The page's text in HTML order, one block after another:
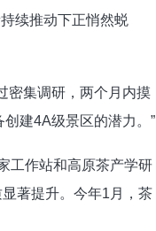
续推动下正悄然蜕
密集调研，两个月内摸
建4A级景区的潜力。”
工作站和高原茶产学研
著提升。今年1月，茶